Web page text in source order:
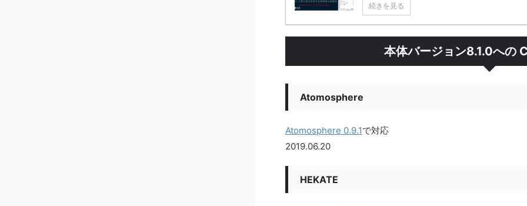
続きを見る
本体バージョン8.1.0への
Atomosphere
Atomosphere 0.9.1で対応
2019.06.20
HEKATE